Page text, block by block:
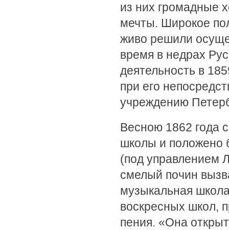
из них громадные
мечты. Широкое
живо решили
время в недрах
деятельность в
при его
учреждению
Весною 1862 года
школы и положено
(под управлением
смелый почин
музыкальная
воскресных школ,
пения. «Она